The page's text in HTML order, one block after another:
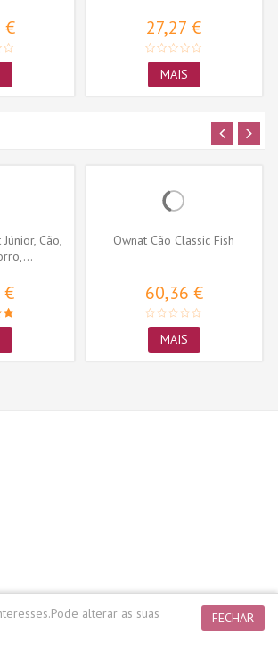
€ 27,27 €
MAIS
Cão,
€
Ownat Cão Classic Fish
60,36 €
MAIS
FECHAR
Pode alterar as suas